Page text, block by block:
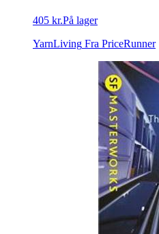
405 kr.På lager
YarnLiving Fra PriceRunner